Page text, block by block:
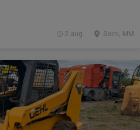
Seini, MM
2 aug.